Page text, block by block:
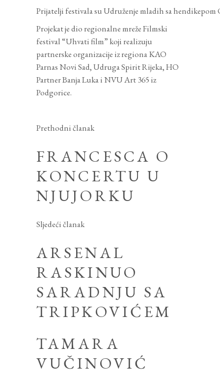
Prijatelji festivala su Udruženje mladih sa
Projekat je dio regionalne mreže Filmski
festival “Uhvati film” koji realizuju
partnerske organizacije iz regiona KAO
Parnas Novi Sad, Udruga Spirit Rijeka, HO
Partner Banja Luka i NVU Art 365 iz
Podgorice.
Prethodni članak
FRANCESCA O
KONCERTU U
NJUJORKU
Sljedeći članak
ARSENAL
RASKINUO
SARADNJU SA
TRIPKOVIĆEM
TAMARA
VUČINOVIĆ